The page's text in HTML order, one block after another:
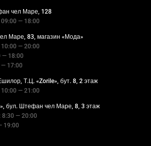
чел Маре, 128
— 18:00
Маре, 83, магазин «Мода»
— 20:00
— 18:00
— 17:00
Т.Ц. «Zorile», бут. 8, 2 этаж
— 21:00
бул. Штефан чел Маре, 8, 3 этаж
— 20:00
19:00